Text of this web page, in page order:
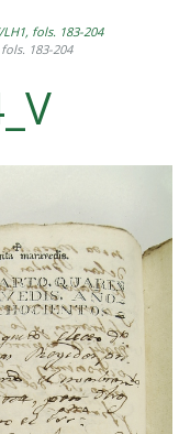
fols. 183-204
183-204